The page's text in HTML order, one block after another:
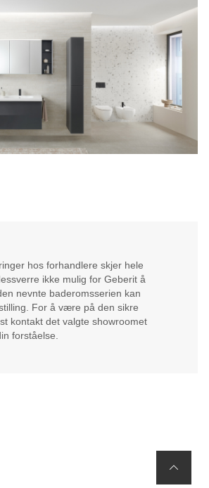
hos forhandlere skjer hele
ikke mulig for Geberit å
nevnte baderomsserien kan
For å være på den sikre
kontakt det valgte showroomet
forståelse.